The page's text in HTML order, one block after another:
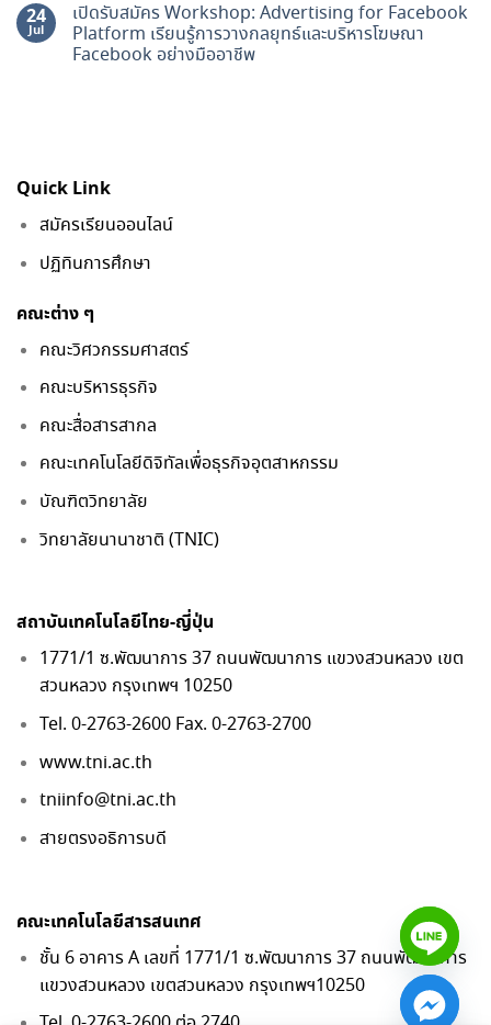
24
Jul
เปิดรับสมัคร Workshop: Advertising for Facebook
Platform เรียนรู้การวางกลยุทธ์และบริหารโฆษณา
Facebook อย่างมืออาชีพ
Quick Link
สมัครเรียนออนไลน์
ปฏิทินการศึกษา
คณะต่าง ๆ
คณะวิศวกรรมศาสตร์
คณะบริหารธุรกิจ
คณะสื่อสารสากล
คณะเทคโนโลยีดิจิทัลเพื่อธุรกิจอุตสาหกรรม
บัณฑิตวิทยาลัย
วิทยาลัยนานาชาติ (TNIC)
สถาบันเทคโนโลยีไทย-ญี่ปุ่น
1771/1 ซ.พัฒนาการ 37 ถนนพัฒนาการ แขวงสวนหลวง เขต
สวนหลวง กรุงเทพฯ 10250
Tel. 0-2763-2600 Fax. 0-2763-2700
www.tni.ac.th
tniinfo@tni.ac.th
สายตรงอธิการบดี
คณะเทคโนโลยีสารสนเทศ
ชั้น 6 อาคาร A เลขที่ 1771/1 ซ.พัฒนาการ 37 ถนนพัฒนาการ
แขวงสวนหลวง เขตสวนหลวง กรุงเทพฯ10250